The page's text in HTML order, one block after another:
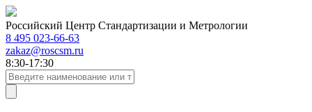
Российский Центр Стандартизации и Метрологии
8 495 023-66-63
zakaz@roscsm.ru
8:30-17:30